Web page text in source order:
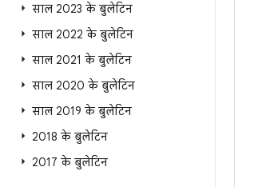
साल 2023 के बुलेटिन
साल 2022 के बुलेटिन
साल 2021 के बुलेटिन
साल 2020 के बुलेटिन
साल 2019 के बुलेटिन
2018 के बुलेटिन
2017 के बुलेटिन